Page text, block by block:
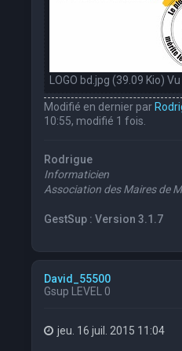
LOGO bd.jpg (39.09 Kio)
Modifié en dernier par
10:55, modifié 1 fois.
Rodrigue
Informaticien
Association des Maires de
GestSup : Version 3.1.7
David_55500
Gsup LEVEL 0
jeu. 16 juil. 2015 11:04